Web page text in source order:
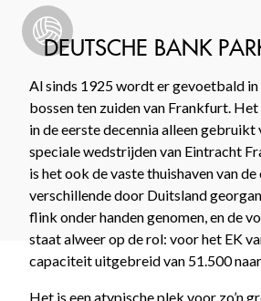
DEUTSCHE BANK
Al sinds 1925 wordt er gevoetbald
bossen ten zuiden van Frankfurt.
in de eerste decennia alleen
speciale wedstrijden van Eintracht
is het ook de vaste thuishaven van
verschillende door Duitsland
flink onder handen genomen, en de
staat alweer op de rol: voor het EK
capaciteit uitgebreid van 51.500
Het is een atypische plek voor zo’n